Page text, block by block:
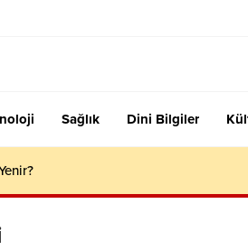
Sağlık Dini Bilgiler